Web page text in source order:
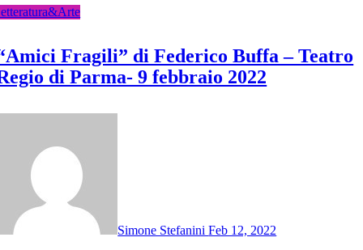
Fragili” di Federico Buffa – Teatro
di Parma- 9 febbraio 2022
Simone StefaniniFeb 12, 2022